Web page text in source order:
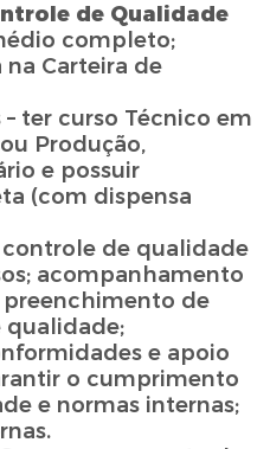
de Qualidade
completo;
na Carteira de
ter curso Técnico em
Produção,
e possuir
(com dispensa
controle de qualidade
acompanhamento
de
qualidade;
e apoio
o cumprimento
e normas internas;